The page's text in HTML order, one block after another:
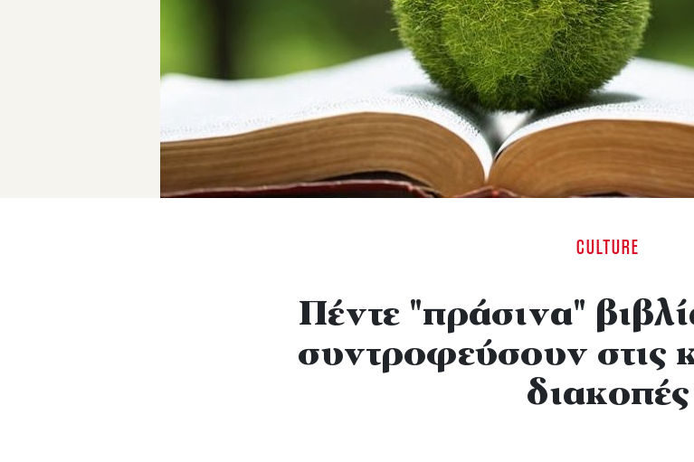
CULTURE
Πέντε "πράσινα"
συντροφεύσουν στις
διακοπές